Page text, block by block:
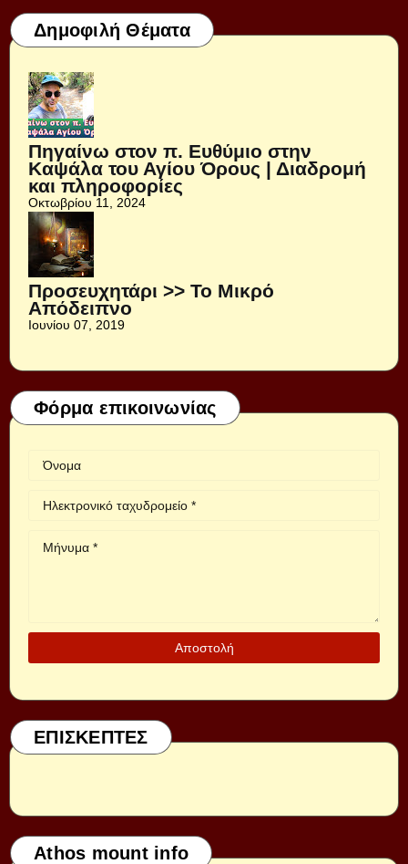
Δημοφιλή Θέματα
Πηγαίνω στον π. Ευθύμιο στην
Καψάλα του Αγίου Όρους | Διαδρομή
και πληροφορίες
Οκτωβρίου 11, 2024
Προσευχητάρι >> Το Μικρό
Απόδειπνο
Ιουνίου 07, 2019
Φόρμα επικοινωνίας
ΕΠΙΣΚΕΠΤΕΣ
Athos mount info